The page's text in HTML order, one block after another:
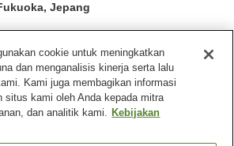
Jepang
453
Restoran
cookie untuk meningkatkan
dan menganalisis kinerja serta lalu
Kami juga membagikan informasi
situs kami oleh Anda kepada mitra
dan analitik kami. Kebijakan